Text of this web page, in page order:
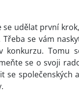
se udělat první
Třeba se vám
konkurzu. Tomu
se o svoji
se společenských